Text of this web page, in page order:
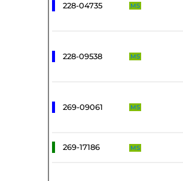
228-04735 MS
228-09538 MS
269-09061 MS
269-17186 MS